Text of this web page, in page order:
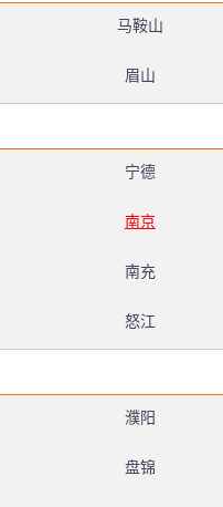
马鞍山
眉山
宁德
南京
南充
怒江
濮阳
盘锦